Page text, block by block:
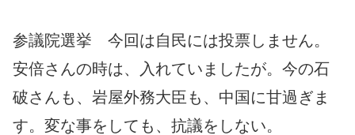
参議院選挙 今回は自民には投票しません。
安倍さんの時は、入れていましたが。今の石
破さんも、岩屋外務大臣も、中国に甘過ぎま
す。変な事をしても、抗議をしない。